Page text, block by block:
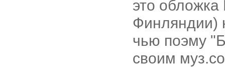
это
Финляндии)
чью поэму
своим